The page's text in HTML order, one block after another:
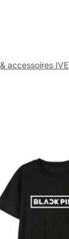
accessoires IVE